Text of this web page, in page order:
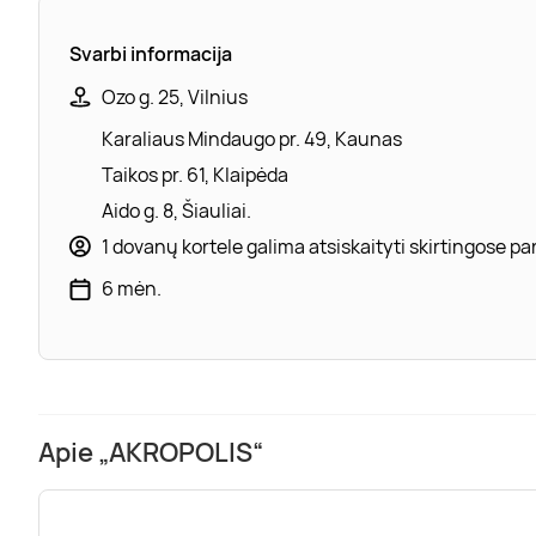
Svarbi informacija
Ozo g. 25, Vilnius
Karaliaus Mindaugo pr. 49, Kaunas
Taikos pr. 61, Klaipėda
Aido g. 8, Šiauliai.
1 dovanų kortele galima atsiskaityti skirtingose
6 mėn.
Apie „AKROPOLIS“